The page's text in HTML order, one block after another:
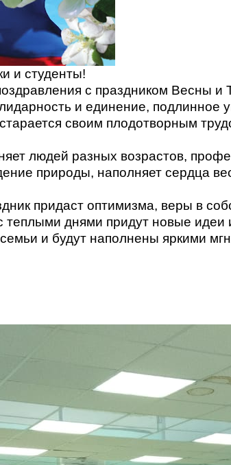
и студенты!
с праздником Весны и
и единение, подлинное
своим плодотворным
людей разных возрастов,
природы, наполняет сердца
придаст оптимизма, веры в
теплыми днями придут новые
и будут наполнены яркими